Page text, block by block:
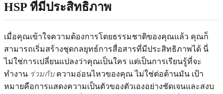
HSP ที่มีประสิทธิภาพ
เมื่อคุณเข้าใจความต้องการโดยธรรมชาติของคุณแล้ว คุณก็
สามารถเริ่มสร้างชุดกลยุทธ์การสื่อสารที่มีประสิทธิภาพได้ นี่
ไม่ใช่การเปลี่ยนแปลงว่าคุณเป็นใคร แต่เป็นการเรียนรู้ที่จะ
ทำงาน ร่วมกับความอ่อนไหวของคุณ ไม่ใช่ต่อต้านมัน เป้า
หมายคือการแสดงความเป็นตัวของตัวเองอย่างชัดเจนและสงบ